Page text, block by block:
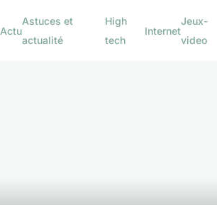
Actu
Astuces et
actualité
High
tech
Internet
Jeux-
video